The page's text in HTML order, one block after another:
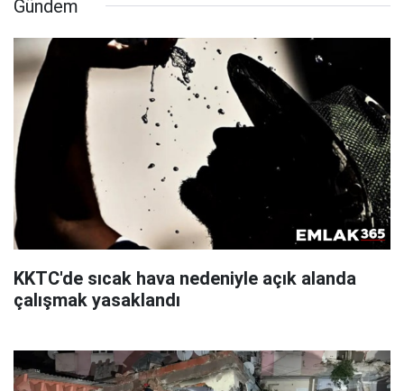
Gündem
KKTC'de sıcak hava nedeniyle açık alanda
çalışmak yasaklandı